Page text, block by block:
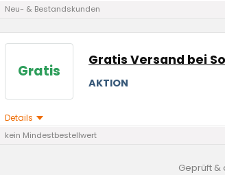
Neu- & Bestandskunden
Gratis
Gratis Versand bei
AKTION
Details
kein Mindestbestellwert
Geprüft &